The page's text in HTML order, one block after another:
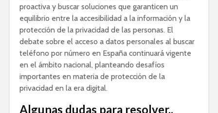
proactiva y buscar soluciones que garanticen un
equilibrio entre la accesibilidad a la información y la
protección de la privacidad de las personas. El
debate sobre el acceso a datos personales al buscar
teléfono por número en España continuará vigente
en el ámbito nacional, planteando desafíos
importantes en materia de protección de la
privacidad en la era digital.
Algunas dudas para resolver..